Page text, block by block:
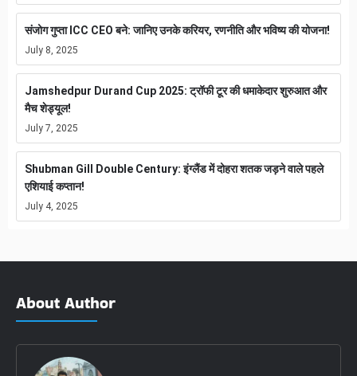
संजोग गुप्ता ICC CEO बने: जानिए उनके करियर, रणनीति और भविष्य की योजना!
July 8, 2025
Jamshedpur Durand Cup 2025: ट्रॉफी टूर की धमाकेदार शुरुआत और
मैच शेड्यूल!
July 7, 2025
Shubman Gill Double Century: इंग्लैंड में दोहरा शतक जड़ने वाले पहले
एशियाई कप्तान!
July 4, 2025
About Author